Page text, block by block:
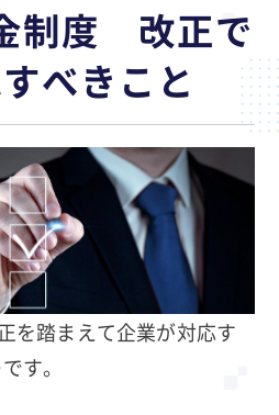
制度 改正で
べきこと
を踏まえて企業が対応す
す。